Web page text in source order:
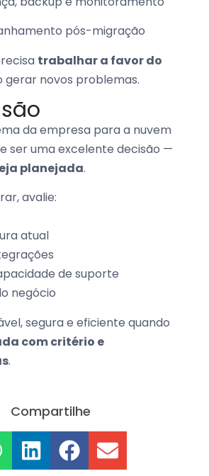
pós-migração
trabalhar a favor do
gerar novos problemas.
da empresa para a nuvem
ser uma excelente decisão —
planejada.
avalie:
atual
de suporte
negócio
segura e eficiente quando
com critério e
.
Compartilhe